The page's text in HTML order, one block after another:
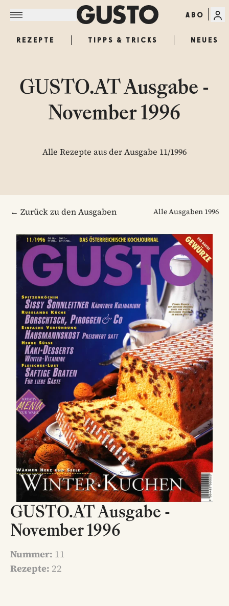
ABO
REZEPTE TIPPS & TRICKS NEUES
GUSTO.AT Ausgabe -
November 1996
Alle Rezepte aus der Ausgabe 11/1996
← Zurück zu den Ausgaben Alle Ausgaben 1996
GUSTO.AT Ausgabe -
November 1996
Nummer: 11
Rezepte: 22